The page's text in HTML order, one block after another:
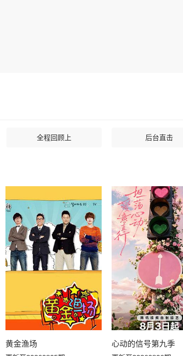
全程回顾上 后台直击
黄金渔场 心动的信号第九季